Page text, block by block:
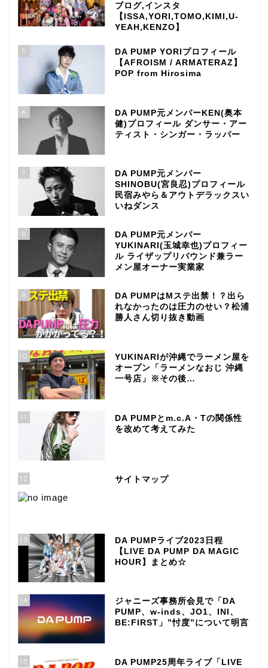
ブログ,インスタ
【ISSA,YORI,TOMO,KIMI,U-
YEAH,KENZO】
5
DA PUMP YORIプロフィール
【AFROISM / ARMATERAZ】
POP from Hirosima
6
DA PUMP元メンバーKEN(奥本
健)プロフィール ダンサー・アー
ティスト・シンガー・ラッパー
7
DA PUMP元メンバー
SHINOBU(宮良忍)プロフィール
民宿みやら＆アウトデラックスい
いねダンス
8
DA PUMP元メンバー
YUKINARI(玉城幸也)プロフィー
ル ライザップリバウンド兼ラー
メン屋オーナー実業家
9
DA PUMPはMステ出禁！？出ら
れなかったのは圧力のせい？松浦
勝人さん切り抜き動画
10
YUKINARIが沖縄でラーメン屋を
オープン「ラーメンなおじ 沖縄
一号店」※その後…
11
DA PUMPとm.c.A・Tの関係性
を改めて考えてみた
12 サイトマップ
13
DA PUMPライブ2023日程
【LIVE DA PUMP DA MAGIC
HOUR】まとめ☆
14
ジャニーズ事務所会見で「DA
PUMP、w-inds、JO1、INI、
BE:FIRST」”忖度”について明言
15
DA PUMP25周年ライブ「LIVE